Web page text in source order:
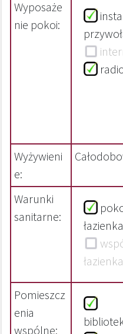
Wyposaże
nie pokoi:
Wyżywieni
e:
Warunki
sanitarne:
łazienka
Pomieszcz
enia
wspólne: